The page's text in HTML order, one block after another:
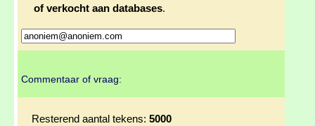
of verkocht aan databases.
Commentaar of vraag:
Resterend aantal tekens: 5000